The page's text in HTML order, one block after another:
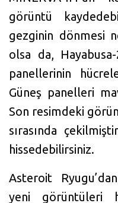
görüntü
gezginin dönmesi
olsa da,
panellerinin
Güneş panelleri
Son resimdeki
sırasında
hissedebilirsiniz.
Asteroit
yeni görüntüleri